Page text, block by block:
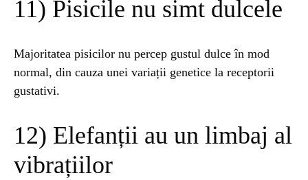
11) Pisicile nu simt dulcele
Majoritatea pisicilor nu percep gustul dulce în mod
normal, din cauza unei variații genetice la receptorii
gustativi.
12) Elefanții au un limbaj al
vibrațiilor